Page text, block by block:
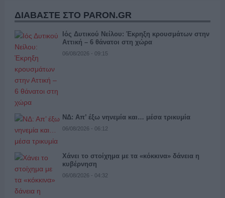
ΔΙΑΒΑΣΤΕ ΣΤΟ PARON.GR
Ιός Δυτικού Νείλου: Έκρηξη κρουσμάτων στην
Αττική – 6 θάνατοι στη χώρα
06/08/2026 - 09:15
ΝΔ: Απ’ έξω νηνεμία και… μέσα τρικυμία
06/08/2026 - 06:12
Χάνει το στοίχημα με τα «κόκκινα» δάνεια η
κυβέρνηση
06/08/2026 - 04:32